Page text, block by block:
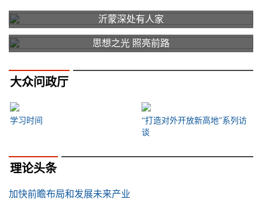
沂蒙深处有人家
思想之光 照亮前路
大众问政厅
学习时间
“打造对外开放新高地”系列访
谈
理论头条
加快前瞻布局和发展未来产业